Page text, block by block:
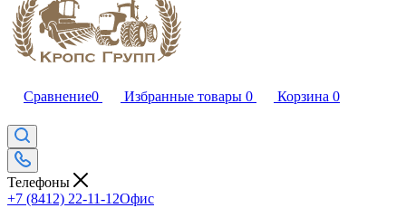
Сравнение0 Избранные товары 0 Корзина 0
Телефоны
+7 (8412) 22-11-12Офис